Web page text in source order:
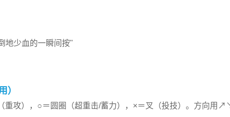
地少血的一瞬间按"
）
重攻），○＝圆圈（超重击/蓄力），×＝叉（投技）。方向用